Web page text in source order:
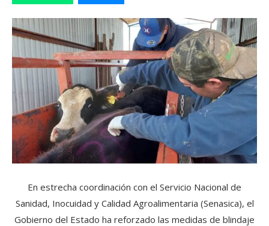
En estrecha coordinación con el Servicio Nacional de
Sanidad, Inocuidad y Calidad Agroalimentaria (Senasica), el
Gobierno del Estado ha reforzado las medidas de blindaje